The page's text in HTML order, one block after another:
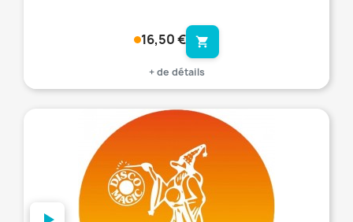
16,50 € shopping_cart
+ de détails